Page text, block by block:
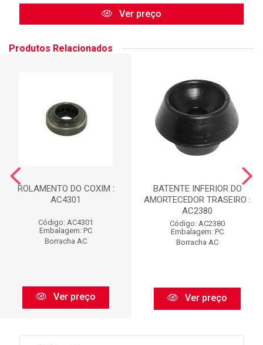
Ver preço
Produtos Relacionados
ROLAMENTO DO COXIM :
AC4301
Código: AC4301
Embalagem: PC
Borracha AC
Ver preço
BATENTE INFERIOR DO
AMORTECEDOR TRASEIRO :
AC2380
Código: AC2380
Embalagem: PC
Borracha AC
Ver preço